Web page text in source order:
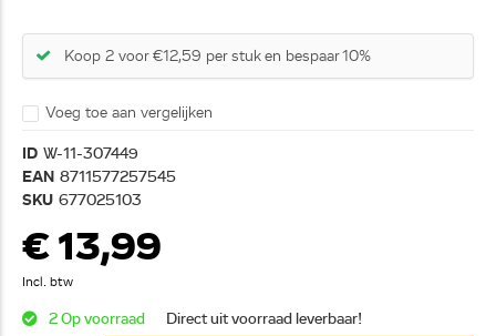
Koop 2 voor €12,59 per stuk en bespaar 10%
Voeg toe aan vergelijken
ID W-11-307449
EAN 8711577257545
SKU 677025103
€ 13,99
Incl. btw
2 Op voorraad Direct uit voorraad leverbaar!